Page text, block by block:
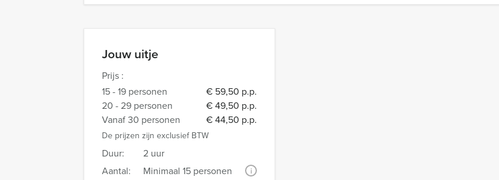
Jouw uitje
Prijs :
15 - 19 personen
€ 59,50 p.p.
20 - 29 personen
€ 49,50 p.p.
Vanaf 30 personen
€ 44,50 p.p.
De prijzen zijn exclusief BTW
Duur:
2 uur
Aantal:
Minimaal 15 personen i